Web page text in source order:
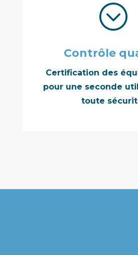
;
Contrôle
Certification des
pour une seconde
toute